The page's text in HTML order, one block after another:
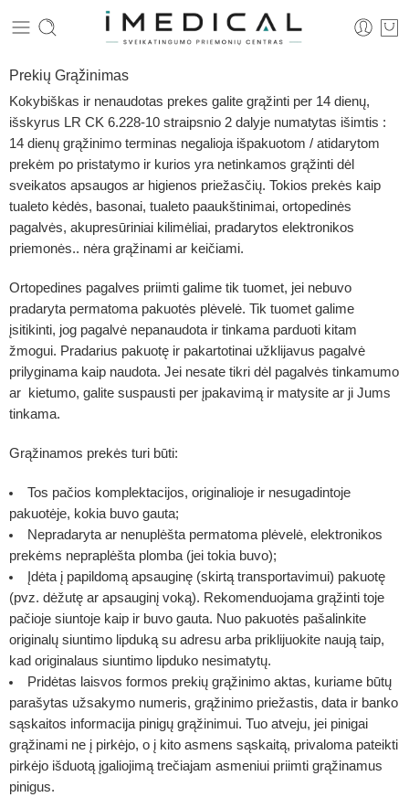
Prekių Grąžinimas
Kokybiškas ir nenaudotas prekes galite grąžinti per 14 dienų,
išskyrus LR CK 6.228-10 straipsnio 2 dalyje numatytas išimtis :
14 dienų grąžinimo terminas negalioja išpakuotom / atidarytom
prekėm po pristatymo ir kurios yra netinkamos grąžinti dėl
sveikatos apsaugos ar higienos priežasčių. Tokios prekės kaip
tualeto kėdės, basonai, tualeto paaukštinimai, ortopedinės
pagalvės, akupresūriniai kilimėliai, pradarytos elektronikos
priemonės.. nėra grąžinami ar keičiami.
Ortopedines pagalves priimti galime tik tuomet, jei nebuvo
pradaryta permatoma pakuotės plėvelė. Tik tuomet galime
įsitikinti, jog pagalvė nepanaudota ir tinkama parduoti kitam
žmogui. Pradarius pakuotę ir pakartotinai užklijavus pagalvė
prilyginama kaip naudota. Jei nesate tikri dėl pagalvės tinkamumo
ar kietumo, galite suspausti per įpakavimą ir matysite ar ji Jums
tinkama.
Grąžinamos prekės turi būti:
Tos pačios komplektacijos, originalioje ir nesugadintoje
pakuotėje, kokia buvo gauta;
Nepradaryta ar nenuplėšta permatoma plėvelė, elektronikos
prekėms nepraplėšta plomba (jei tokia buvo);
Įdėta į papildomą apsauginę (skirtą transportavimui) pakuotę
(pvz. dėžutę ar apsauginį voką). Rekomenduojama grąžinti toje
pačioje siuntoje kaip ir buvo gauta. Nuo pakuotės pašalinkite
originalų siuntimo lipduką su adresu arba priklijuokite naują taip,
kad originalaus siuntimo lipduko nesimatytų.
Pridėtas laisvos formos prekių grąžinimo aktas, kuriame būtų
parašytas užsakymo numeris, grąžinimo priežastis, data ir banko
sąskaitos informacija pinigų grąžinimui. Tuo atveju, jei pinigai
grąžinami ne į pirkėjo, o į kito asmens sąskaitą, privaloma pateikti
pirkėjo išduotą įgaliojimą trečiajam asmeniui priimti grąžinamus
pinigus.